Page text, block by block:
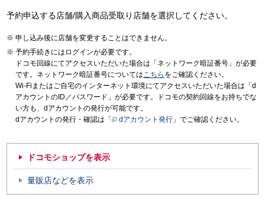
予約申込する店舗/購入商品受取り店舗を選択してください。
申し込み後に店舗を変更することはできません。
予約手続きにはログインが必要です。
ドコモ回線にてアクセスいただいた場合は「ネットワーク暗証番号」が必要
です。ネットワーク暗証番号についてはこちら をご確認ください。
Wi-Fiまたはご自宅のインターネット環境にてアクセスいただいた場合は「d
アカウントのID／パスワード」が必要です。ドコモの契約回線をお持ちでな
い方も、dアカウントの発行が可能です。
dアカウントの発行・確認は「
dアカウント発行 」でご確認ください。
ドコモショップを表示
量販店などを表示